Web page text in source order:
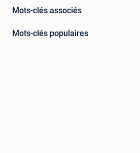
Mots-clés associés
Mots-clés populaires